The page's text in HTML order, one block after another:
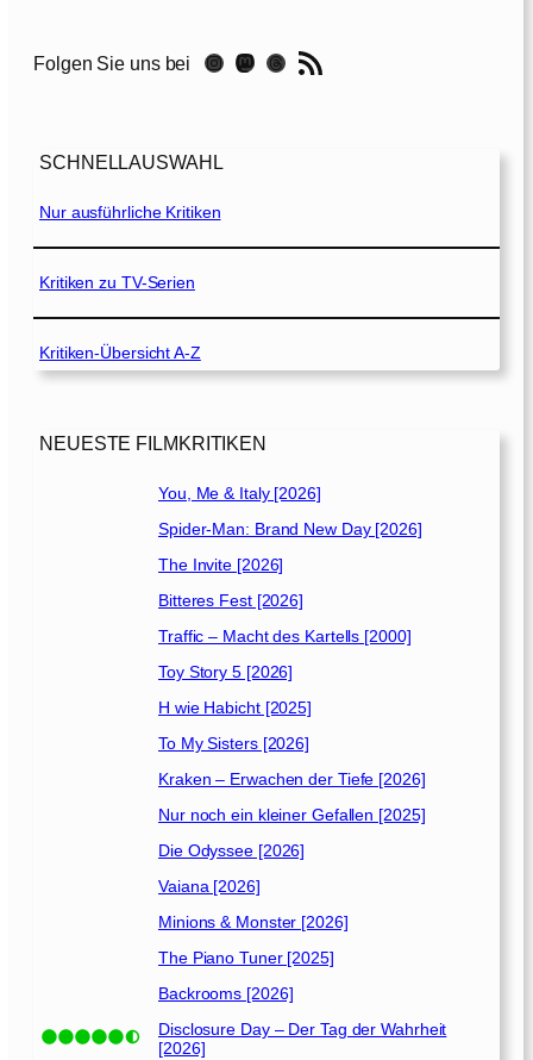
0
e
[
0
1
0
Folgen Sie uns bei Instagram Mastodon Threads RSS-Feed
SCHNELLAUSWAHL
Nur ausführliche Kritiken
Kritiken zu TV-Serien
Kritiken-Übersicht A-Z
NEUESTE FILMKRITIKEN
You, Me & Italy [2026]
Spider-Man: Brand New Day [2026]
The Invite [2026]
Bitteres Fest [2026]
Traffic – Macht des Kartells [2000]
Toy Story 5 [2026]
H wie Habicht [2025]
To My Sisters [2026]
Kraken – Erwachen der Tiefe [2026]
Nur noch ein kleiner Gefallen [2025]
Die Odyssee [2026]
Vaiana [2026]
Minions & Monster [2026]
The Piano Tuner [2025]
Backrooms [2026]
Disclosure Day – Der Tag der Wahrheit
[2026]